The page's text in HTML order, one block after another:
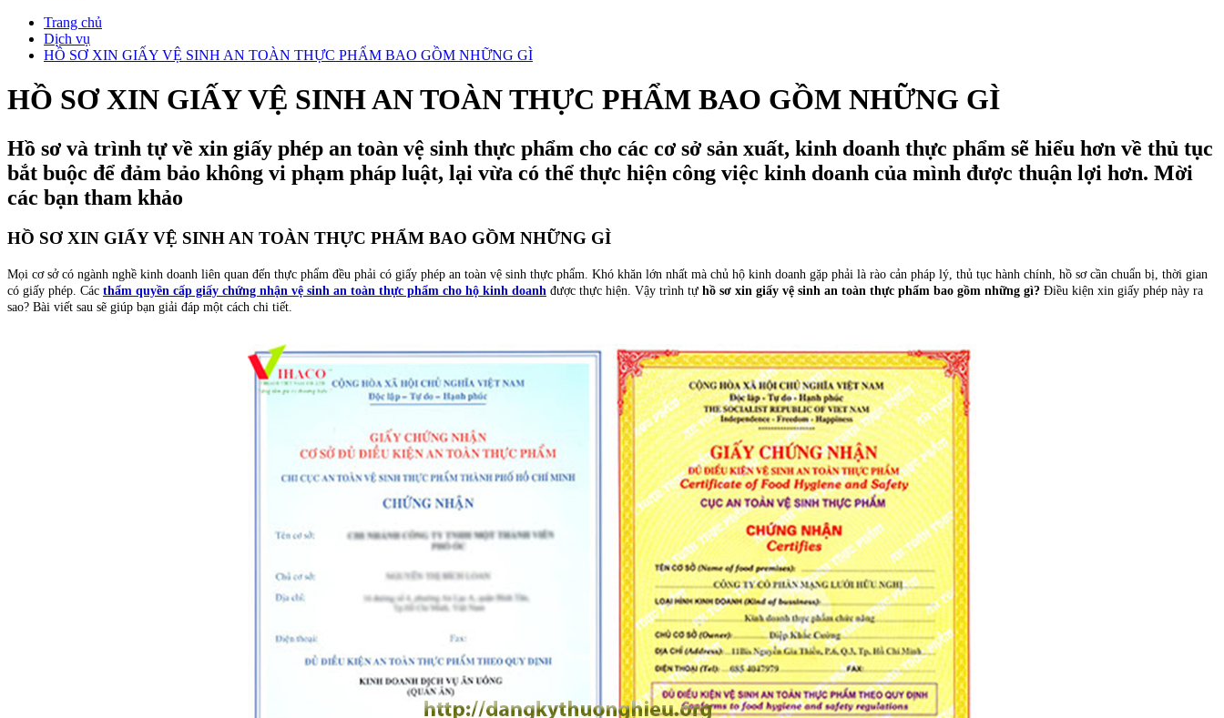
Trang chủ
Dịch vụ
HỒ SƠ XIN GIẤY VỆ SINH AN TOÀN THỰC PHẨM BAO GỒM NHỮNG GÌ
HỒ SƠ XIN GIẤY VỆ SINH AN TOÀN THỰC PHẨM BAO GỒM NHỮNG GÌ
Hồ sơ và trình tự về xin giấy phép an toàn vệ sinh thực phẩm cho các cơ sở sản xuất, kinh doanh thực phẩm sẽ hiểu hơn về thủ tục
bắt buộc để đảm bảo không vi phạm pháp luật, lại vừa có thể thực hiện công việc kinh doanh của mình được thuận lợi hơn. Mời
các bạn tham khảo
HỒ SƠ XIN GIẤY VỆ SINH AN TOÀN THỰC PHẨM BAO GỒM NHỮNG GÌ
Mọi cơ sở có ngành nghề kinh doanh liên quan đến thực phẩm đều phải có giấy phép an toàn vệ sinh thực phẩm. Khó khăn lớn nhất mà chủ hộ kinh doanh gặp phải là rào cản pháp lý, thủ tục hành chính, hồ sơ cần chuẩn bị, thời gian
có giấy phép. Các thẩm quyền cấp giấy chứng nhận vệ sinh an toàn thực phẩm cho hộ kinh doanh được thực hiện. Vậy trình tự hồ sơ xin giấy vệ sinh an toàn thực phẩm bao gồm những gì? Điều kiện xin giấy phép này ra
sao? Bài viết sau sẽ giúp bạn giải đáp một cách chi tiết.